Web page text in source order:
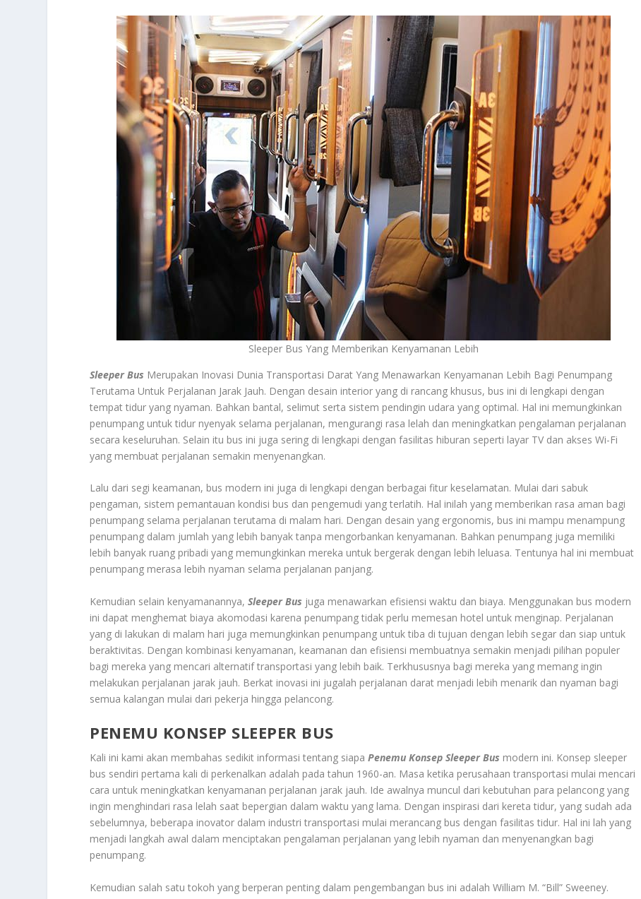
Sleeper Bus Yang Memberikan Kenyamanan Lebih
Sleeper Bus Merupakan Inovasi Dunia Transportasi Darat Yang Menawarkan Kenyamanan Lebih Bagi Penumpang
Terutama Untuk Perjalanan Jarak Jauh. Dengan desain interior yang di rancang khusus, bus ini di lengkapi dengan
tempat tidur yang nyaman. Bahkan bantal, selimut serta sistem pendingin udara yang optimal. Hal ini memungkinkan
penumpang untuk tidur nyenyak selama perjalanan, mengurangi rasa lelah dan meningkatkan pengalaman perjalanan
secara keseluruhan. Selain itu bus ini juga sering di lengkapi dengan fasilitas hiburan seperti layar TV dan akses Wi-Fi
yang membuat perjalanan semakin menyenangkan.
Lalu dari segi keamanan, bus modern ini juga di lengkapi dengan berbagai fitur keselamatan. Mulai dari sabuk
pengaman, sistem pemantauan kondisi bus dan pengemudi yang terlatih. Hal inilah yang memberikan rasa aman bagi
penumpang selama perjalanan terutama di malam hari. Dengan desain yang ergonomis, bus ini mampu menampung
penumpang dalam jumlah yang lebih banyak tanpa mengorbankan kenyamanan. Bahkan penumpang juga memiliki
lebih banyak ruang pribadi yang memungkinkan mereka untuk bergerak dengan lebih leluasa. Tentunya hal ini membuat
penumpang merasa lebih nyaman selama perjalanan panjang.
Kemudian selain kenyamanannya,Sleeper Bus juga menawarkan efisiensi waktu dan biaya. Menggunakan bus modern
ini dapat menghemat biaya akomodasi karena penumpang tidak perlu memesan hotel untuk menginap. Perjalanan
yang di lakukan di malam hari juga memungkinkan penumpang untuk tiba di tujuan dengan lebih segar dan siap untuk
beraktivitas. Dengan kombinasi kenyamanan, keamanan dan efisiensi membuatnya semakin menjadi pilihan populer
bagi mereka yang mencari alternatif transportasi yang lebih baik. Terkhususnya bagi mereka yang memang ingin
melakukan perjalanan jarak jauh. Berkat inovasi ini jugalah perjalanan darat menjadi lebih menarik dan nyaman bagi
semua kalangan mulai dari pekerja hingga pelancong.
PENEMU KONSEP SLEEPER BUS
Kali ini kami akan membahas sedikit informasi tentang siapaPenemu Konsep Sleeper Bus modern ini. Konsep sleeper
bus sendiri pertama kali di perkenalkan adalah pada tahun 1960-an. Masa ketika perusahaan transportasi mulai mencari
cara untuk meningkatkan kenyamanan perjalanan jarak jauh. Ide awalnya muncul dari kebutuhan para pelancong yang
ingin menghindari rasa lelah saat bepergian dalam waktu yang lama. Dengan inspirasi dari kereta tidur, yang sudah ada
sebelumnya, beberapa inovator dalam industri transportasi mulai merancang bus dengan fasilitas tidur. Hal ini lah yang
menjadi langkah awal dalam menciptakan pengalaman perjalanan yang lebih nyaman dan menyenangkan bagi
penumpang.
Kemudian salah satu tokoh yang berperan penting dalam pengembangan bus ini adalah William M. “Bill” Sweeney.